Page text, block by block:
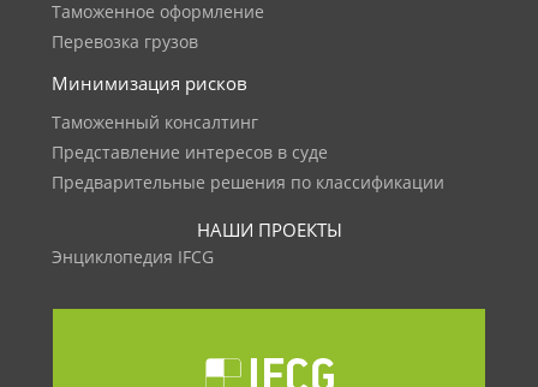
Таможенное оформление
Перевозка грузов
Минимизация рисков
Таможенный консалтинг
Представление интересов в суде
Предварительные решения по классификации
НАШИ ПРОЕКТЫ
Энциклопедия IFCG